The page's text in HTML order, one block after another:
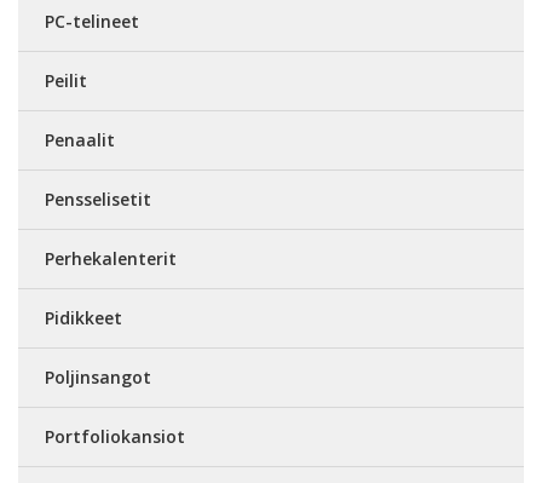
PC-telineet
Peilit
Penaalit
Pensselisetit
Perhekalenterit
Pidikkeet
Poljinsangot
Portfoliokansiot